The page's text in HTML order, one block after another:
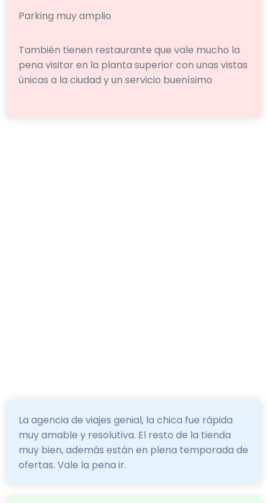
Parking muy amplio
También tienen restaurante que vale mucho la
pena visitar en la planta superior con unas vistas
únicas a la ciudad y un servicio buenísimo
La agencia de viajes genial, la chica fue rápida
muy amable y resolutiva. El resto de la tienda
muy bien, además están en plena temporada de
ofertas. Vale la pena ir.